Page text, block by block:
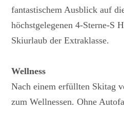
fantastischem Ausblick auf
höchstgelegenen 4-Sterne-S
Skiurlaub der Extraklasse.
Wellness
Nach einem erfüllten Skitag
zum Wellnessen. Ohne